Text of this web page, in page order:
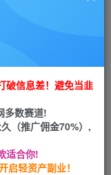
破信息差！避免当韭
多数赛道!
（推广佣金70%）,
适合你!
启轻资产副业！